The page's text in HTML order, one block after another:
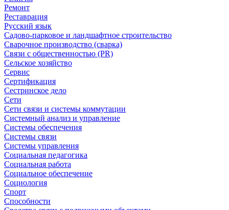
Ремонт
Реставрация
Русский язык
Садово-парковое и ландшафтное строительство
Сварочное производство (сварка)
Связи с общественностью (PR)
Сельское хозяйство
Сервис
Сертификация
Сестринское дело
Сети
Сети связи и системы коммутации
Системный анализ и управление
Системы обеспечения
Системы связи
Системы управления
Социальная педагогика
Социальная работа
Социальное обеспечение
Социология
Спорт
Способности